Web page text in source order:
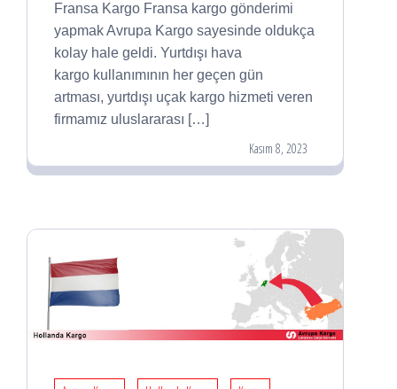
Fransa Kargo Fransa kargo gönderimi
yapmak Avrupa Kargo sayesinde oldukça
kolay hale geldi. Yurtdışı hava
kargo kullanımının her geçen gün
artması, yurtdışı uçak kargo hizmeti veren
firmamız uluslararası […]
Kasım 8, 2023